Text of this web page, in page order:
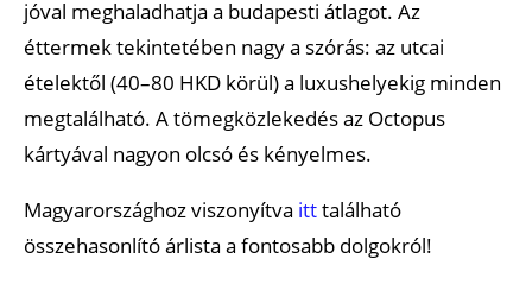
jóval meghaladhatja a budapesti átlagot. Az
éttermek tekintetében nagy a szórás: az utcai
ételektől (40–80 HKD körül) a luxushelyekig minden
megtalálható. A tömegközlekedés az Octopus
kártyával nagyon olcsó és kényelmes.
Magyarországhoz viszonyítva itttalálható
összehasonlító árlista a fontosabb dolgokról!